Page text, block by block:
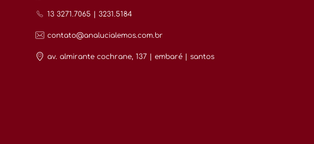
13 3271.7065 | 3231.5184
contato@analucialemos.com.br
av. almirante cochrane, 137 | embaré | santos